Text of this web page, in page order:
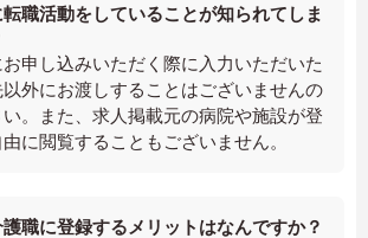
職活動をしていることが知られてしま
申し込みいただく際に入力いただいた
外にお渡しすることはございませんの
。また、求人掲載元の病院や施設が登
に閲覧することもございません。
職に登録するメリットはなんですか？